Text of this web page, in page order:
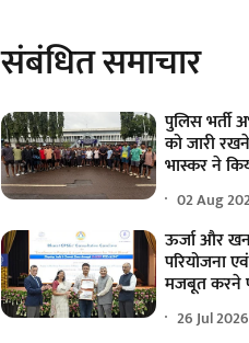
संबंधित समाचार
पुलिस भर्ती
को जारी
भास्कर ने
02 Aug
ऊर्जा और
परियोजना
मजबूत करने
26 Jul 2026